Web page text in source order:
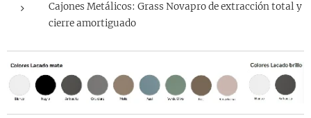
Cajones Metálicos: Grass Novapro de extracción total y
cierre amortiguado